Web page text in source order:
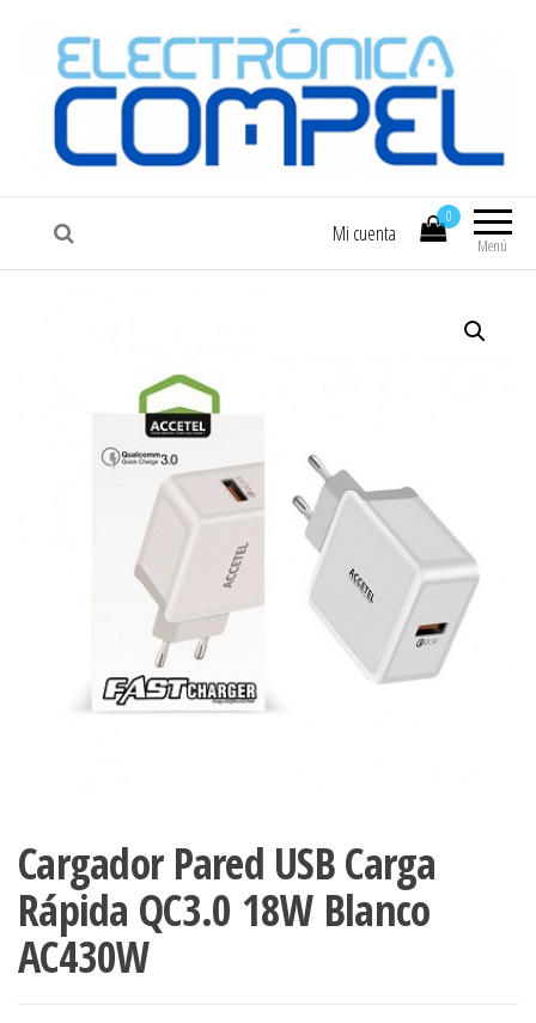
COMPEL Electrónica COMPEL
Menú
0
Mi cuenta
Cargador Pared USB Carga
Rápida QC3.0 18W Blanco
AC430W